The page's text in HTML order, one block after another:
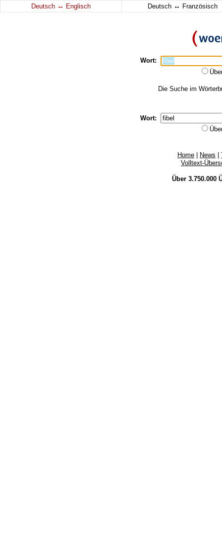
Deutsch ↔ Englisch Deutsch ↔ Französisch
Wort:
Die Suche im
Wort:
Home News
Volltext-
Über 3.750.000